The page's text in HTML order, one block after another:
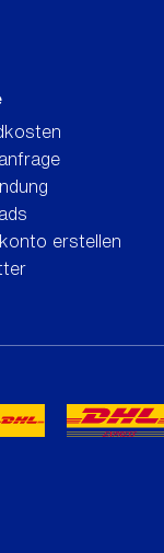
erstellen